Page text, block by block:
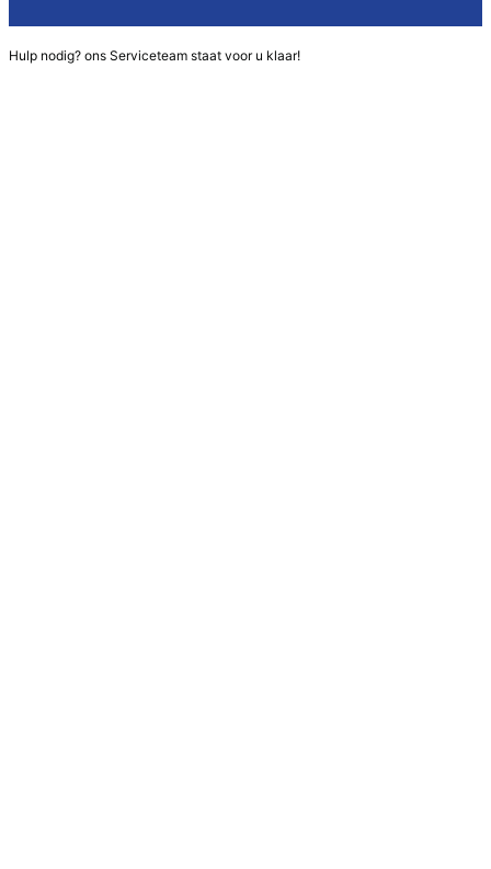
Hulp nodig? ons Serviceteam staat voor u klaar!